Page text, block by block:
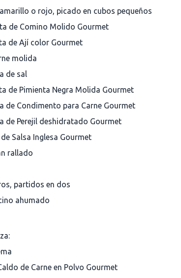
o rojo, picado en cubos pequeños
de Comino Molido Gourmet
de Ají color Gourmet
molida
de sal
de Pimienta Negra Molida Gourmet
de Condimento para Carne Gourmet
de Perejil deshidratado Gourmet
Salsa Inglesa Gourmet
rallado
partidos en dos
ahumado
de Carne en Polvo Gourmet